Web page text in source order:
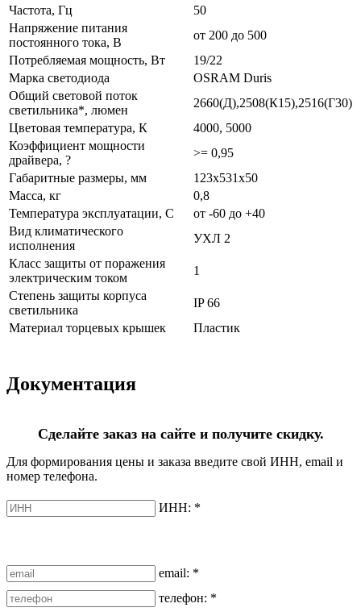
Частота, Гц
50
Напряжение питания
постоянного тока, В
от 200 до 500
Потребляемая мощность, Вт
19/22
Марка светодиода
OSRAM Duris
Общий световой поток
светильника*, люмен
2660(Д),2508(К15),2516(Г30)
Цветовая температура, К
4000, 5000
Коэффициент мощности
драйвера, ?
>= 0,95
Габаритные размеры, мм
123х531х50
Масса, кг
0,8
Температура эксплуатации, С
от -60 до +40
Вид климатического
исполнения
УХЛ 2
Класс защиты от поражения
электрическим током
1
Степень защиты корпуса
светильника
IP 66
Материал торцевых крышек
Пластик
Документация
Сделайте заказ на сайте и получите скидку.
Для формирования цены и заказа введите свой ИНН, email и
номер телефона.
ИНН: *
email: *
телефон: *